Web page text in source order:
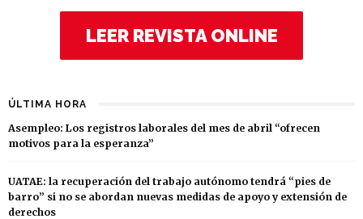
LEER REVISTA ONLINE
ÚLTIMA HORA
Asempleo: Los registros laborales del mes de abril “ofrecen
motivos para la esperanza”
UATAE: la recuperación del trabajo autónomo tendrá “pies de
barro” si no se abordan nuevas medidas de apoyo y extensión de
derechos